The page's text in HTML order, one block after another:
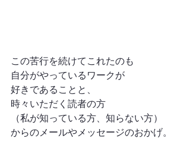
この苦行を続けてこれたのも
自分がやっているワークが
好きであることと、
時々いただく読者の方
（私が知っている方、知らない方）
からのメールやメッセージのおかげ。